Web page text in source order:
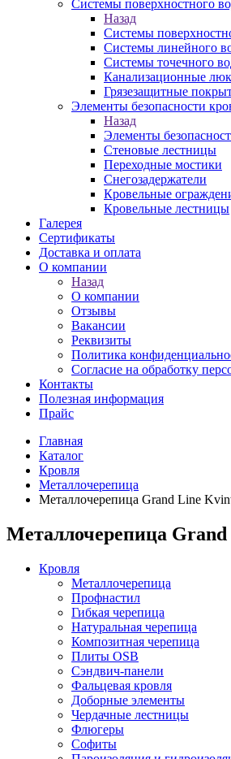
Системы поверхностного
Назад
Системы
Системы линейного
Системы точечного
Канализационные
Грязезащитные
Элементы безопасности
Назад
Элементы
Стеновые лестницы
Переходные мостики
Снегозадержатели
Кровельные
Кровельные лестницы
Галерея
Сертификаты
Доставка и оплата
О компании
Назад
О компании
Отзывы
Вакансии
Реквизиты
Политика
Согласие на обработку
Контакты
Полезная информация
Прайс
Главная
Каталог
Кровля
Металлочерепица
Металлочерепица Grand Line
Металлочерепица
Кровля
Металлочерепица
Профнастил
Гибкая черепица
Натуральная черепица
Композитная черепица
Плиты OSB
Сэндвич-панели
Фальцевая кровля
Доборные элементы
Чердачные лестницы
Флюгеры
Софиты